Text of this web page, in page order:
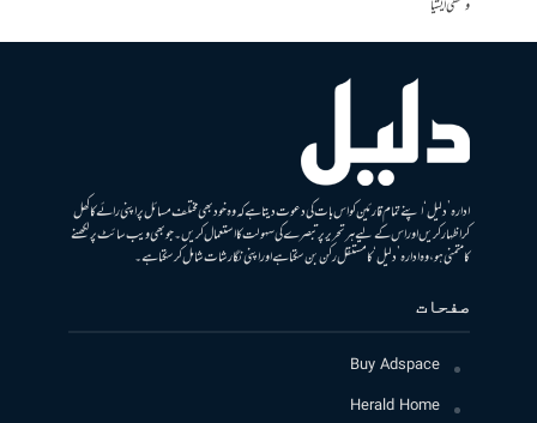
وسطی ایشیا
ادارہ ’دلیل‘ اپنے تمام قارئین کو اس بات کی دعوت دیتا ہے کہ وہ خود بھی مختلف مسائل پر اپنی رائے کا کھل
کر اظہار کریں اور اس کے لیے ہر تحریر پر تبصرے کی سہولت کا استعمال کریں۔ جو بھی ویب سائٹ پر لکھنے
کا متمنی ہو، وہ ادارہ ’دلیل‘ کا مستقل رکن بن سکتا ہے اور اپنی نگارشات شامل کرسکتا ہے۔
صفحات
Buy Adspace
Herald Home